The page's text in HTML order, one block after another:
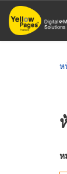
ข้าม
ไป
ห
ห